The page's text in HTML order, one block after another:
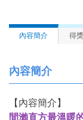
內容簡介 得
內容簡介
【內容簡介】
間瀨直方最溫暖